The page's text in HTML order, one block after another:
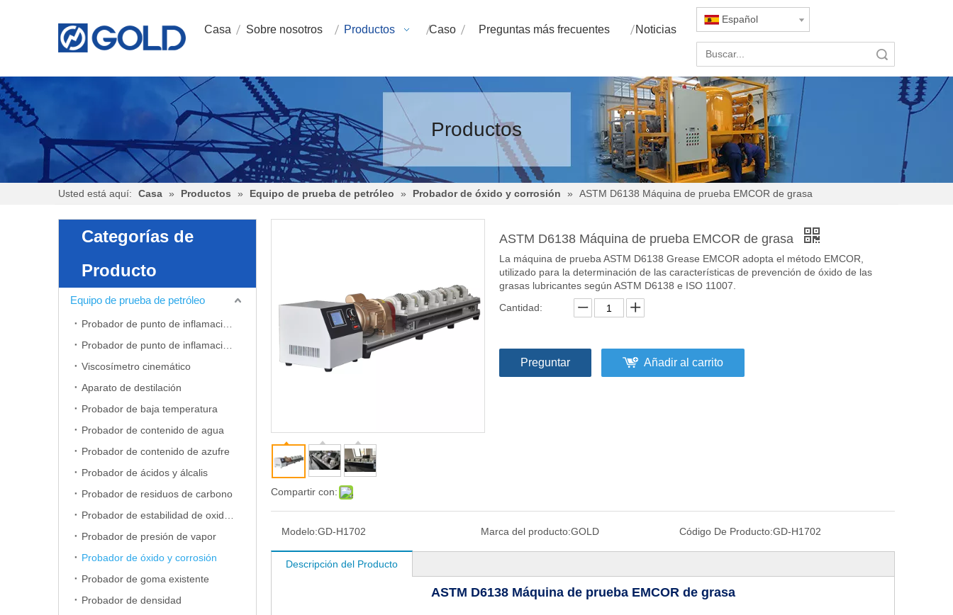
Casa Sobre nosotros Productos Caso Preguntas más frecuentes Noticias
Español
Productos
Usted está aquí: Casa » Productos » Equipo de prueba de petróleo » Probador de óxido y corrosión » ASTM D6138 Máquina de prueba EMCOR de grasa
Categorías de
Producto
Equipo de prueba de petróleo
Viscosímetro cinemático
Aparato de destilación
Probador de baja temperatura
Probador de contenido de agua
Probador de contenido de azufre
Probador de ácidos y álcalis
Probador de residuos de carbono
Probador de presión de vapor
Probador de óxido y corrosión
Probador de goma existente
Probador de densidad
Compartir con:
ASTM D6138 Máquina de prueba EMCOR de grasa
La máquina de prueba ASTM D6138 Grease EMCOR adopta el método EMCOR,
utilizado para la determinación de las características de prevención de óxido de las
grasas lubricantes según ASTM D6138 e ISO 11007.
Cantidad:
Preguntar Añadir al carrito
Modelo:GD-H1702 Marca del producto:GOLD Código De Producto:GD-H1702
Descripción del Producto
ASTM D6138 Máquina de prueba EMCOR de grasa